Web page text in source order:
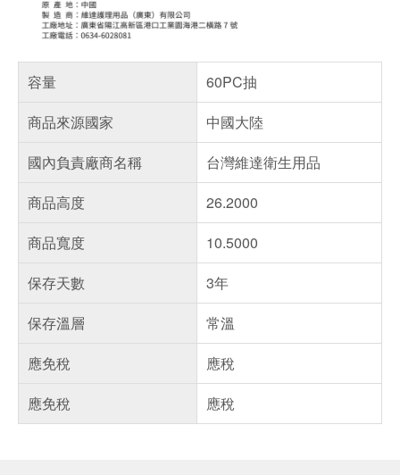
容量
60PC抽
商品來源國家
中國大陸
國內負責廠商名稱
台灣維達衛生用品
商品高度
26.2000
商品寬度
10.5000
保存天數
3年
保存溫層
常溫
應免稅
應稅
應免稅
應稅